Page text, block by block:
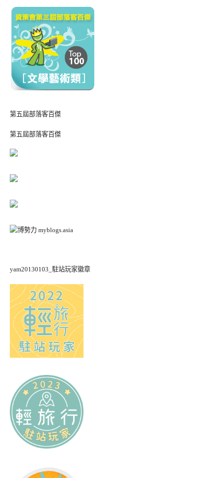
第五屆部落客百傑
第五屆部落客百傑
yam20130103_駐站玩家徽章